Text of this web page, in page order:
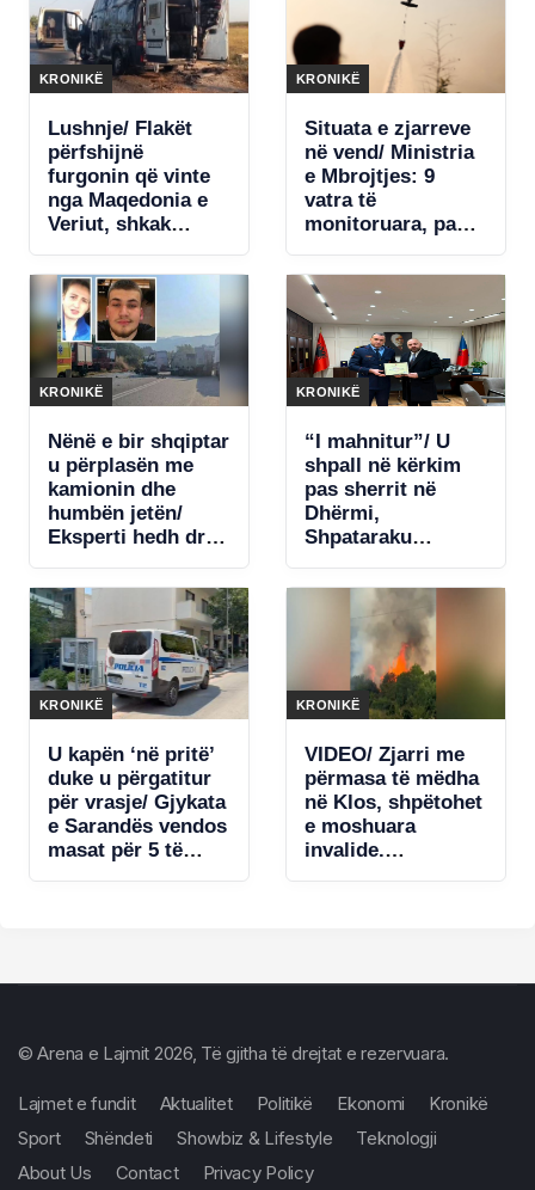
KRONIKË
Lushnje/ Flakët
përfshijnë
furgonin që vinte
nga Maqedonia e
Veriut, shkak
KRONIKË
Situata e zjarreve
në vend/ Ministria
e Mbrojtjes: 9
vatra të
monitoruara, pa
banuara
KRONIKË
Nënë e bir shqiptar
u përplasën me
kamionin dhe
humbën jetën/
Eksperti hedh dritë
tragjik: Diçka e
shpërqendroi
shoferin
KRONIKË
“I mahnitur”/ U
shpall në kërkim
pas sherrit në
Dhërmi,
Shpataraku
kolegët: Për një
debat u aktivizuan
të gjitha
strukturat! Nuk
kërcënova askënd
me armë
KRONIKË
U kapën ‘në pritë’
duke u përgatitur
për vrasje/ Gjykata
e Sarandës vendos
masat për 5 të
KRONIKË
VIDEO/ Zjarri me
përmasa të mëdha
në Klos, shpëtohet
e moshuara
invalide.
© Arena e Lajmit 2026, Të gjitha të drejtat e rezervuara.
Lajmet e fundit Aktualitet Politikë Ekonomi
Kronikë
Sport
Shëndeti Showbiz & Lifestyle
Teknologji
About Us
Contact Privacy Policy